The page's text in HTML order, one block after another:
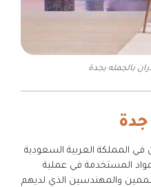
بالجمله بجدة
جدة
المملكة العربية السعودية
المستخدمة في عملية
والمهندسين الذي لديهم